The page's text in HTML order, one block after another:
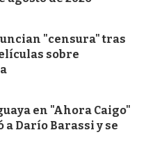
"censura" tras
sobre
en "Ahora Caigo"
Darío Barassi y se